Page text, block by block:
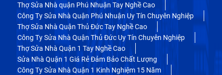
Thợ Sửa Nhà quận Phú Nhuận Tay Nghề Cao
Công Ty Sửa Nhà Quận Phú Nhuận Uy Tín Chuyên Nghiệp
Thợ Sửa Nhà Quận Thủ Đức Tay Nghề Cao
Công Ty Sửa Nhà Quận Thủ Đức Uy Tín Chuyên Nghiệp
Thợ Sửa Nhà Quận 1 Tay Nghề Cao
Sửa Nhà Quận 1 Giá Rẻ Đảm Bảo Chất Lượng
Công Ty Sửa Nhà Quận 1 Kinh Nghiệm 15 Năm